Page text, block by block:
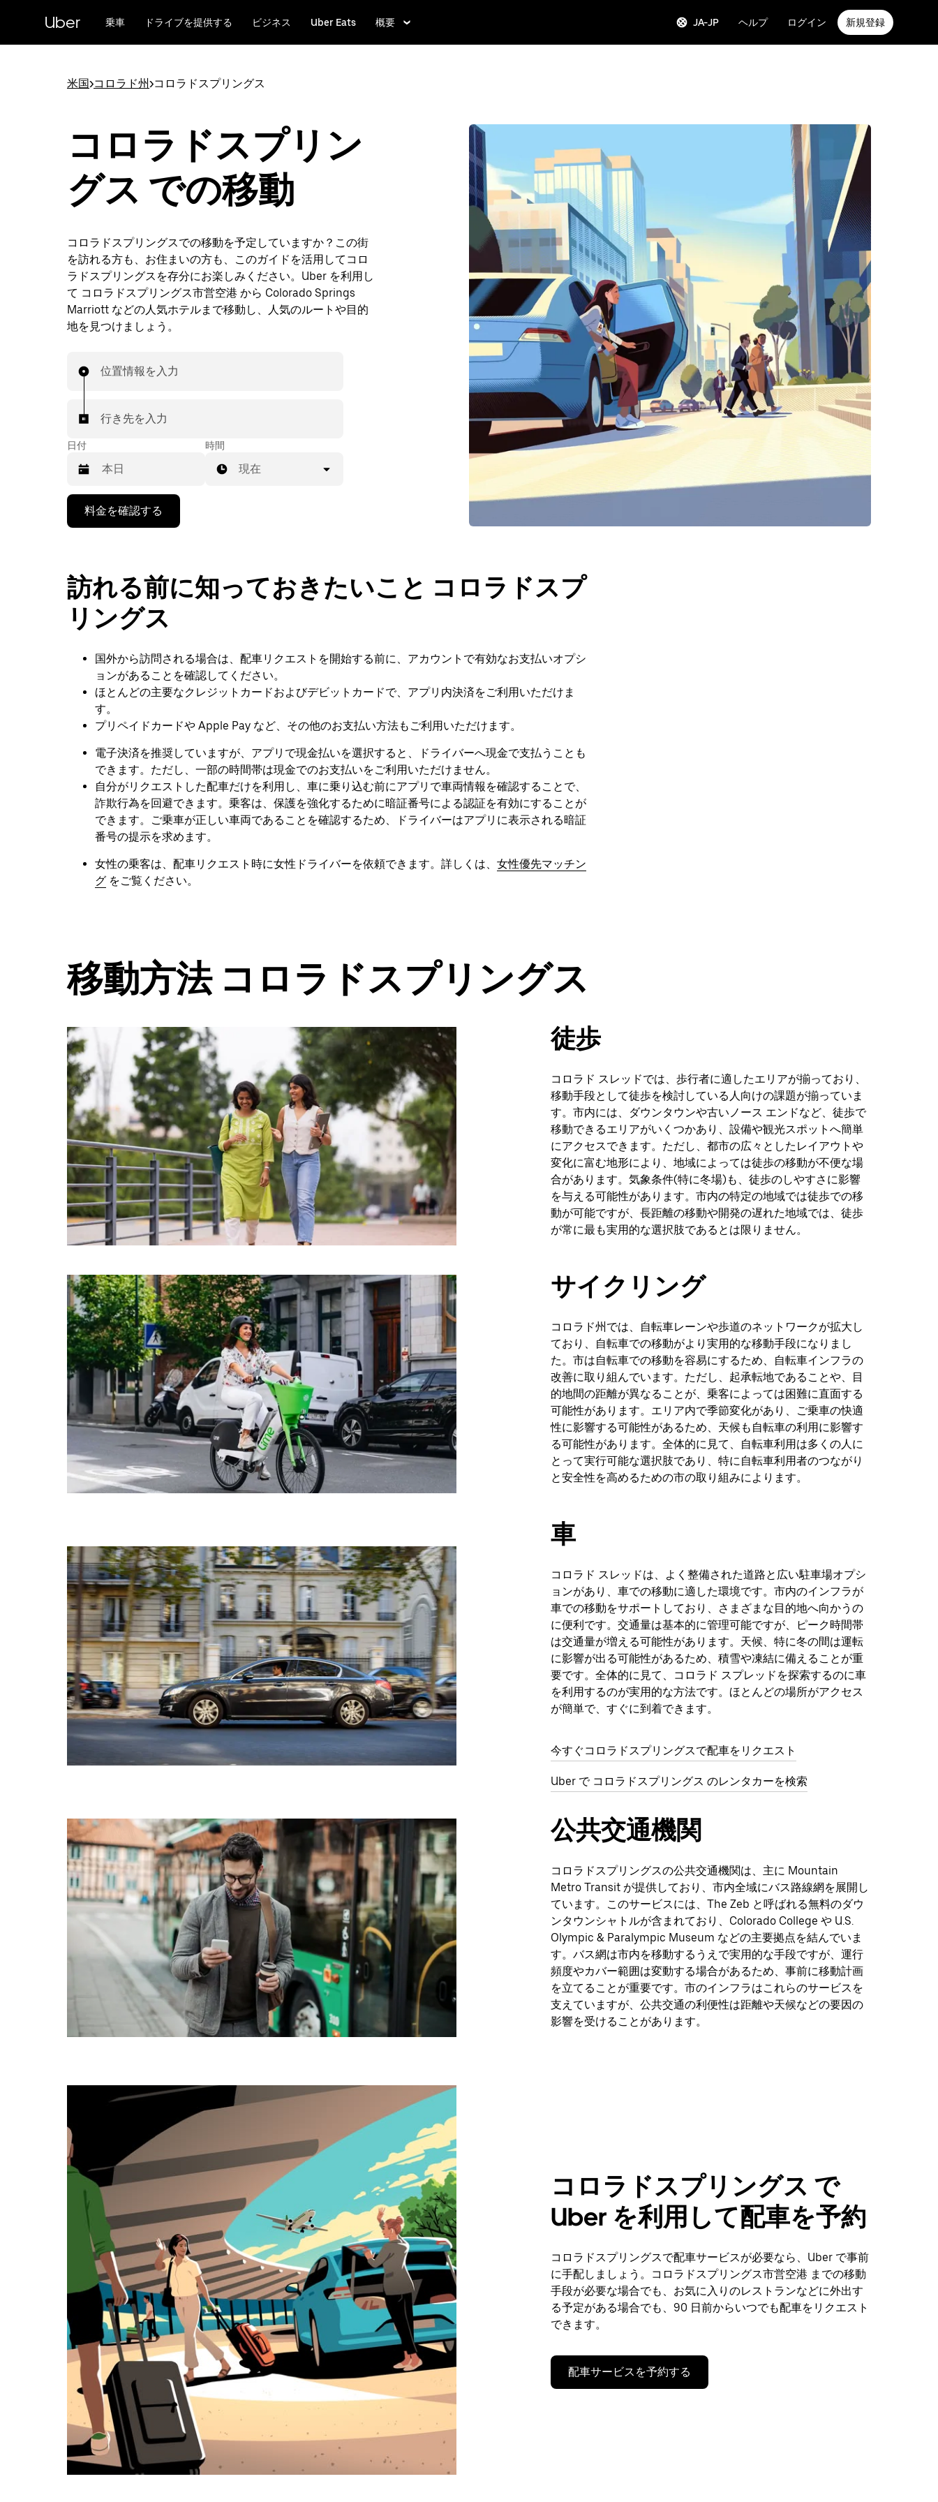
Uber 乗車 ドライブを提供する ビジネス Uber Eats 概要 JA-JP ヘルプ ログイン 新規登録
米国>コロラド州>コロラドスプリングス
コロラドスプリン
グス での移動
コロラドスプリングスでの移動を予定していますか？この街
を訪れる方も、お住まいの方も、このガイドを活用してコロ
ラドスプリングスを存分にお楽しみください。Uber を利用し
て コロラドスプリングス市営空港 から Colorado Springs
Marriott などの人気ホテルまで移動し、人気のルートや目的
地を見つけましょう。
位置情報を入力
行き先を入力
日付
で
カ
レ
ン
ー
を
ま
す。
時間
現在
料金を確認する
訪れる前に知っておきたいこと コロラドスプ
リングス
国外から訪問される場合は、配車リクエストを開始する前に、アカウントで有効なお支払いオプシ
ョンがあることを確認してください。
ほとんどの主要なクレジットカードおよびデビットカードで、アプリ内決済をご利用いただけま
す。
プリペイドカードや Apple Pay など、その他のお支払い方法もご利用いただけます。
電子決済を推奨していますが、アプリで現金払いを選択すると、ドライバーへ現金で支払うことも
できます。ただし、一部の時間帯は現金でのお支払いをご利用いただけません。
自分がリクエストした配車だけを利用し、車に乗り込む前にアプリで車両情報を確認することで、
詐欺行為を回避できます。乗客は、保護を強化するために暗証番号による認証を有効にすることが
できます。ご乗車が正しい車両であることを確認するため、ドライバーはアプリに表示される暗証
番号の提示を求めます。
女性の乗客は、配車リクエスト時に女性ドライバーを依頼できます。詳しくは、 女性優先マッチン
グ をご覧ください。
移動方法 コロラドスプリングス
徒歩
コロラド スレッドでは、歩行者に適したエリアが揃っており、
移動手段として徒歩を検討している人向けの課題が揃っていま
す。市内には、ダウンタウンや古いノース エンドなど、徒歩で
移動できるエリアがいくつかあり、設備や観光スポットへ簡単
にアクセスできます。ただし、都市の広々としたレイアウトや
変化に富む地形により、地域によっては徒歩の移動が不便な場
合があります。気象条件(特に冬場)も、徒歩のしやすさに影響
を与える可能性があります。市内の特定の地域では徒歩での移
動が可能ですが、長距離の移動や開発の遅れた地域では、徒歩
が常に最も実用的な選択肢であるとは限りません。
サイクリング
コロラド州では、自転車レーンや歩道のネットワークが拡大し
ており、自転車での移動がより実用的な移動手段になりまし
た。市は自転車での移動を容易にするため、自転車インフラの
改善に取り組んでいます。ただし、起承転地であることや、目
的地間の距離が異なることが、乗客によっては困難に直面する
可能性があります。エリア内で季節変化があり、ご乗車の快適
性に影響する可能性があるため、天候も自転車の利用に影響す
る可能性があります。全体的に見て、自転車利用は多くの人に
とって実行可能な選択肢であり、特に自転車利用者のつながり
と安全性を高めるための市の取り組みによります。
車
コロラド スレッドは、よく整備された道路と広い駐車場オプシ
ョンがあり、車での移動に適した環境です。市内のインフラが
車での移動をサポートしており、さまざまな目的地へ向かうの
に便利です。交通量は基本的に管理可能ですが、ピーク時間帯
は交通量が増える可能性があります。天候、特に冬の間は運転
に影響が出る可能性があるため、積雪や凍結に備えることが重
要です。全体的に見て、コロラド スプレッドを探索するのに車
を利用するのが実用的な方法です。ほとんどの場所がアクセス
が簡単で、すぐに到着できます。
今すぐコロラドスプリングスで配車をリクエスト
Uber で コロラドスプリングス のレンタカーを検索
公共交通機関
コロラドスプリングスの公共交通機関は、主に Mountain
Metro Transit が提供しており、市内全域にバス路線網を展開し
ています。このサービスには、The Zeb と呼ばれる無料のダウ
ンタウンシャトルが含まれており、Colorado College や U.S.
Olympic & Paralympic Museum などの主要拠点を結んでいま
す。バス網は市内を移動するうえで実用的な手段ですが、運行
頻度やカバー範囲は変動する場合があるため、事前に移動計画
を立てることが重要です。市のインフラはこれらのサービスを
支えていますが、公共交通の利便性は距離や天候などの要因の
影響を受けることがあります。
コロラドスプリングス で
Uber を利用して配車を予約
コロラドスプリングスで配車サービスが必要なら、Uber で事前
に手配しましょう。コロラドスプリングス市営空港 までの移動
手段が必要な場合でも、お気に入りのレストランなどに外出す
る予定がある場合でも、90 日前からいつでも配車をリクエスト
できます。
配車サービスを予約する